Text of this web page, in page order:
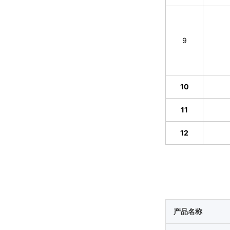
9
10
11
12
产品名称